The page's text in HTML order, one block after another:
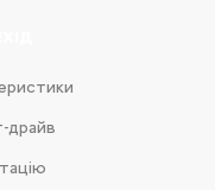
драйв